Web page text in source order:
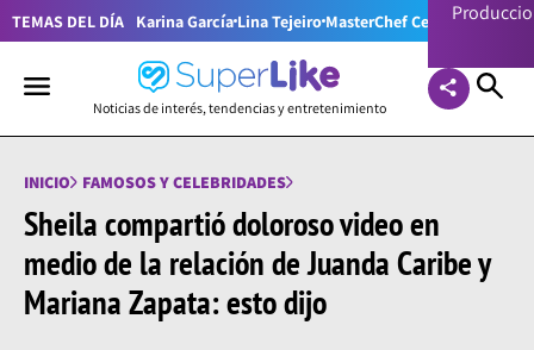
TEMAS DEL DÍA Karina García Lina Tejeiro MasterChef Celebrity
Noticias de interés, tendencias y entretenimiento
INICIO FAMOSOS Y CELEBRIDADES
Sheila compartió doloroso video en
medio de la relación de Juanda Caribe y
Mariana Zapata: esto dijo